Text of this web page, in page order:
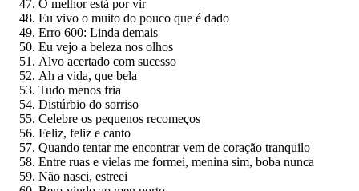
O melhor está por vir
Eu vivo o muito do pouco que é dado
Erro 600: Linda demais
Eu vejo a beleza nos olhos
Alvo acertado com sucesso
Ah a vida, que bela
Tudo menos fria
Distúrbio do sorriso
Celebre os pequenos recomeços
Feliz, feliz e canto
Quando tentar me encontrar vem de coração tranquilo
Entre ruas e vielas me formei, menina sim, boba nunca
Não nasci, estreei